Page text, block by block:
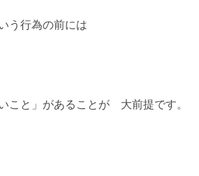
う行為の前には
こと」があることが 大前提です。